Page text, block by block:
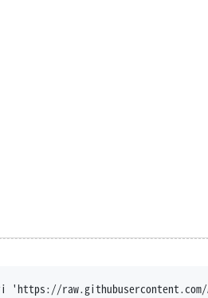
Ajatt-Tools/